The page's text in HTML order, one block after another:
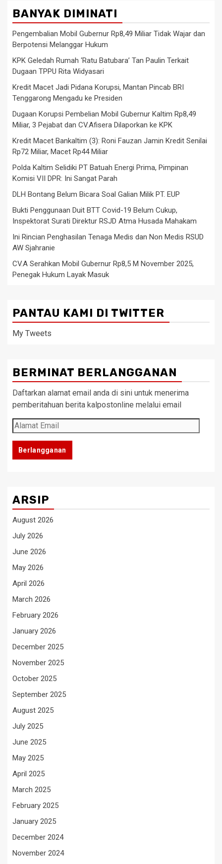
BANYAK DIMINATI
Pengembalian Mobil Gubernur Rp8,49 Miliar Tidak Wajar dan
Berpotensi Melanggar Hukum
KPK Geledah Rumah ‘Ratu Batubara’ Tan Paulin Terkait
Dugaan TPPU Rita Widyasari
Kredit Macet Jadi Pidana Korupsi, Mantan Pincab BRI
Tenggarong Mengadu ke Presiden
Dugaan Korupsi Pembelian Mobil Gubernur Kaltim Rp8,49
Miliar, 3 Pejabat dan CV.Afisera Dilaporkan ke KPK
Kredit Macet Bankaltim (3): Roni Fauzan Jamin Kredit Senilai
Rp72 Miliar, Macet Rp44 Miliar
Polda Kaltim Selidiki PT Batuah Energi Prima, Pimpinan
Komisi VII DPR: Ini Sangat Parah
DLH Bontang Belum Bicara Soal Galian Milik PT. EUP
Bukti Penggunaan Duit BTT Covid-19 Belum Cukup,
Inspektorat Surati Direktur RSJD Atma Husada Mahakam
Ini Rincian Penghasilan Tenaga Medis dan Non Medis RSUD
AW Sjahranie
CV.A Serahkan Mobil Gubernur Rp8,5 M November 2025,
Penegak Hukum Layak Masuk
PANTAU KAMI DI TWITTER
My Tweets
BERMINAT BERLANGGANAN
Daftarkan alamat email anda di sini untuk menerima
pemberitahuan berita kalpostonline melalui email
Alamat
Email
Berlangganan
ARSIP
August 2026
July 2026
June 2026
May 2026
April 2026
March 2026
February 2026
January 2026
December 2025
November 2025
October 2025
September 2025
August 2025
July 2025
June 2025
May 2025
April 2025
March 2025
February 2025
January 2025
December 2024
November 2024